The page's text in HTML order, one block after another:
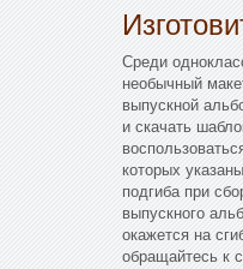
Среди
необычный
выпускной
и скачать
которых
подгиба при
выпускного
окажется на
обращайтесь к